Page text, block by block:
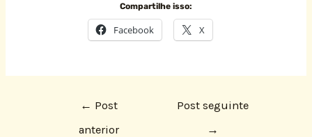
Compartilhe isso:
Facebook X
← Post
anterior
Post seguinte
→